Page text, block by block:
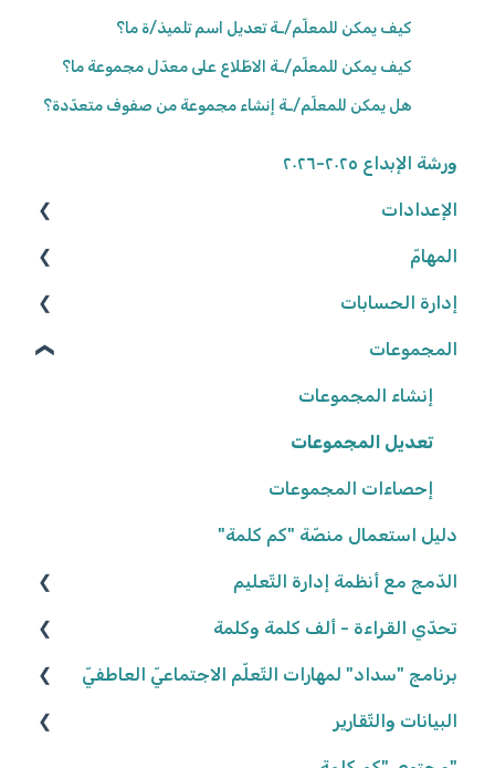
كيف يمكن للمعلّم/ـة تعديل اسم تلميذ/ة ما؟
كيف يمكن للمعلّم/ـة الاطّلاع على معدّل مجموعة ما؟
هل يمكن للمعلّم/ـة إنشاء مجموعة من صفوف متعدّدة؟
ورشة الإبداع ٢٠٢٥-٢٠٢٦
الإعدادات
الوصول إلى المنصّة
كلمة المرور
البيانات الشّخصيّة
شروط وأحكام
إعدادات المدرسة
المهامّ
البحث عن الموارد
تعديل المهامّ
إعدادات المهامّ
تعيين المهامّ
حلّ المهامّ وتسليمها
تصحيح المهامّ وتفقّدها
نتائج المهامّ
إدارة الحسابات
المعلّمون/ـات
التّلاميذ
المجموعات
إنشاء المجموعات
تعديل المجموعات
إحصاءات المجموعات
دليل استعمال منصّة "كم كلمة"
الدّمج مع أنظمة إدارة التّعليم
كلاسلينك - ClassLink
تحدّي القراءة - ألف كلمة وكلمة
نكتب الواقع، نحلّق في الخيال ٢٠٢٥/٢٠٢٦
كواكب سيّارة ٢٠٢٤/٢٠٢٥
برنامج "سداد" لمهارات التّعلّم الاجتماعيّ العاطفيّ
تعريف البرنامج
البيانات والتّقارير